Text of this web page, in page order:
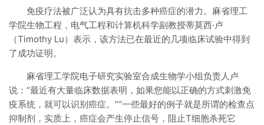
免疫疗法被广泛认为具有抗击多种癌症的潜力。麻省理工
学院生物工程，电气工程和计算机科学副教授蒂莫西·卢
（Timothy Lu）表示，该方法已在最近的几项临床试验中得到
了成功证明。
麻省理工学院电子研究实验室合成生物学小组负责人卢
说：“最近有大量临床数据表明，如果您能以正确的方式刺激免
疫系统，就可以识别癌症。”“一些最好的例子就是所谓的检查点
抑制剂，实质上，癌症会产生停止信号，阻止T细胞杀死它